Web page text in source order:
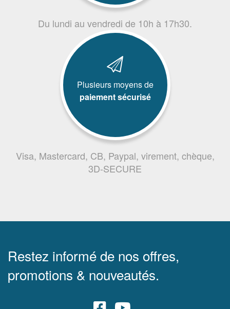
Du lundi au vendredi de 10h à 17h30.
Plusieurs moyens de
paiement sécurisé
Visa, Mastercard, CB, Paypal, virement, chèque,
3D-SECURE
Restez informé de nos offres,
promotions & nouveautés.